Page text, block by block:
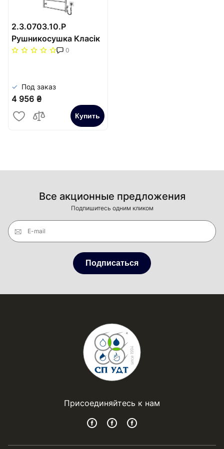
2.3.0703.10.Р
Рушникосушка Класік
F НР-I 800х530/75 TR
0
Под заказ
4 956 ₴
Купить
Все акционные предложения
Подпишитесь одним кликом
E-mail
Подписаться
Присоединяйтесь к нам